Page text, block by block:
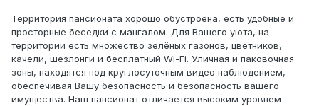
Территория пансионата хорошо обустроена, есть удобные и
просторные беседки с мангалом. Для Вашего уюта, на
территории есть множество зелёных газонов, цветников,
качели, шезлонги и бесплатный Wi-Fi. Уличная и паковочная
зоны, находятся под круглосуточным видео наблюдением,
обеспечивая Вашу безопасность и безопасность вашего
имущества. Наш пансионат отличается высоким уровнем